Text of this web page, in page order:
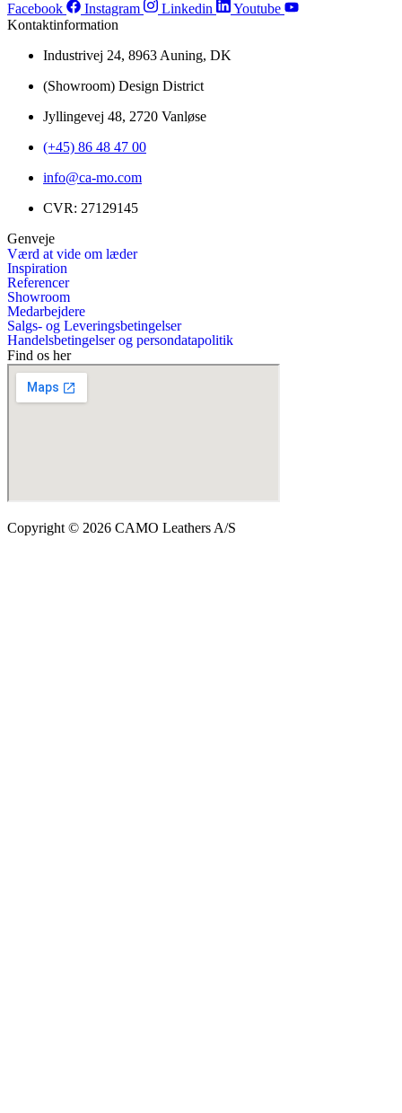
Facebook Instagram Linkedin
Youtube
Kontaktinformation
Industrivej 24, 8963 Auning, DK
(Showroom) Design District
Jyllingevej 48, 2720 Vanløse
(+45) 86 48 47 00
info@ca-mo.com
CVR: 27129145
Genveje
Værd at vide om læder
Inspiration
Referencer
Showroom
Medarbejdere
Salgs- og Leveringsbetingelser
Handelsbetingelser og persondatapolitik
Find os her
Copyright © 2026 CAMO Leathers A/S